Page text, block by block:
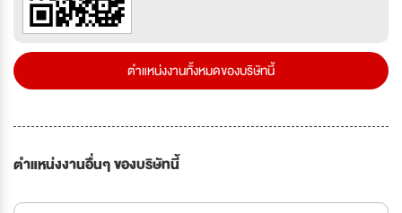
ตำแหน่งงานทั้งหมดของบริษัทนี้
ตำแหน่งงานอื่นๆ ของบริษัทนี้